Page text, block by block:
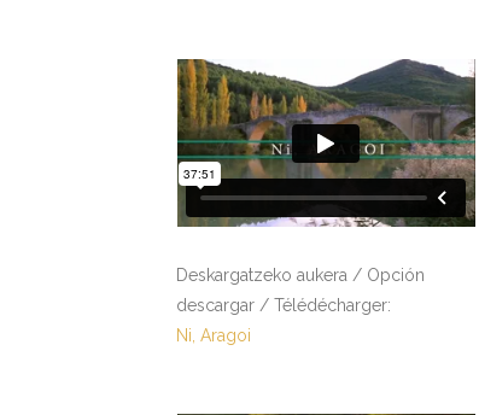
Deskargatzeko aukera / Opción
descargar / Télédécharger:
Ni, Aragoi